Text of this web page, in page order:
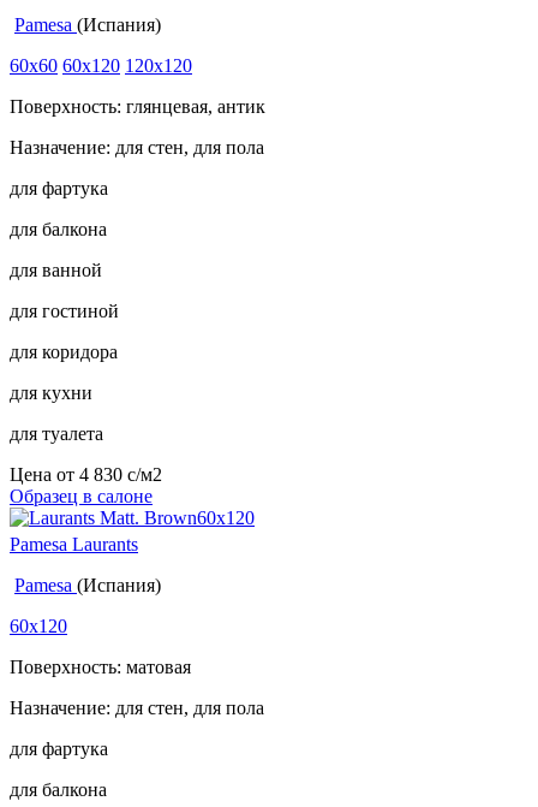
Pamesa (Испания)
60x60 60x120 120x120
Поверхность: глянцевая, антик
Назначение: для стен, для пола
для фартука
для балкона
для ванной
для гостиной
для коридора
для кухни
для туалета
Цена от 4 830 c/м2
Образец в салоне
Pamesa Laurants
Pamesa (Испания)
60x120
Поверхность: матовая
Назначение: для стен, для пола
для фартука
для балкона